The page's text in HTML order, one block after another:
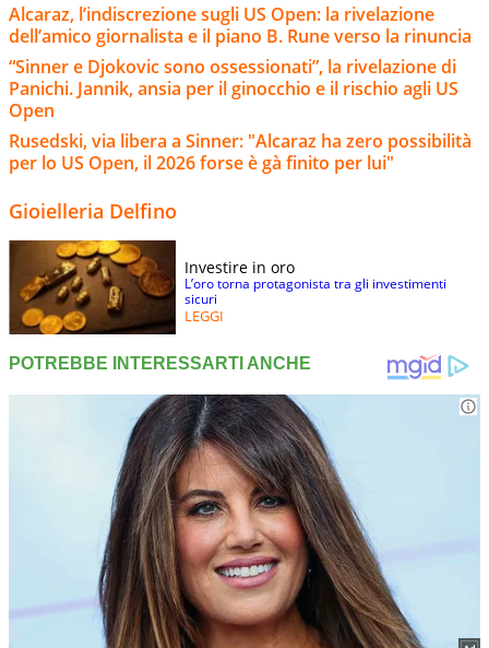
Alcaraz, l’indiscrezione sugli US Open: la rivelazione
dell’amico giornalista e il piano B. Rune verso la rinuncia
“Sinner e Djokovic sono ossessionati”, la rivelazione di
Panichi. Jannik, ansia per il ginocchio e il rischio agli US
Open
Rusedski, via libera a Sinner: "Alcaraz ha zero possibilità
per lo US Open, il 2026 forse è gà finito per lui"
Gioielleria Delfino
Investire in oro
L’oro torna protagonista tra gli investimenti
sicuri
LEGGI